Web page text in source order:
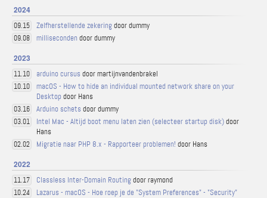
2024
09.15 Zelfherstellende zekeringdoor dummy
09.08 milliseconden door dummy
2023
11.10 arduino cursus door martijnvandenbrakel
10.10
macOS - How to hide an individual mounted network share on your
Desktop door Hans
03.16 Arduino schets door dummy
03.01 Intel Mac - Altijd boot menu laten zien (selecteer startup disk)door
Hans
02.02 Migratie naar PHP 8.x - Rapporteer problemen! door Hans
2022
11.17 Classless Inter-Domain Routingdoor raymond
10.24
Lazarus - macOS - Hoe roep je de "System Preferences" - "Security"